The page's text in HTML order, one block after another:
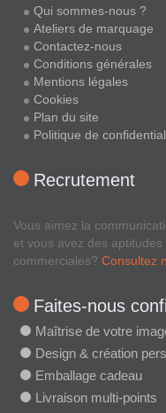
Qui sommes-nous ?
Ateliers de marquage
Contactez-nous
Conditions générales
Mentions légales
Cookies
Plan du site
Politique de
Recrutement
Vous aimez la
et vous avez des aptitudes
commerciales? Consultez
Faites-nous
Maîtrise de votre
Design & création
Emballage cadeau
Livraison multi-points